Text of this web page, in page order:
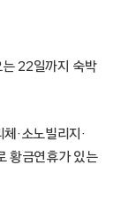
는 22일까지 숙박
·소노빌리지·
황금연휴가 있는